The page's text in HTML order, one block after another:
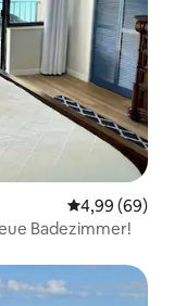
4,99 (69)
Badezimmer!